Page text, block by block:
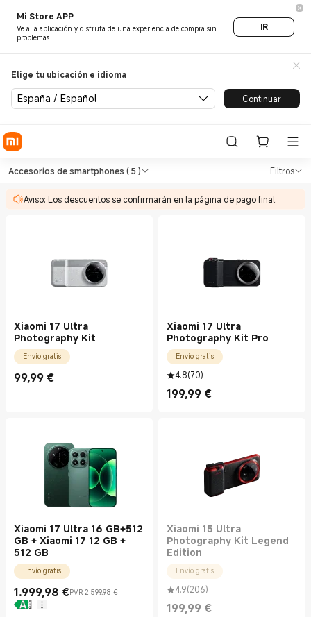
Mi Store APP
Ve a la aplicación y disfruta de una experiencia de compra sin
problemas.
IR
Elige tu ubicación e idioma
España / Español Continuar
Shop Smartphone
Accesorios de smartphones ( 5 ) Filtros
Aviso: Los descuentos se confirmarán en la página de pago final.
Shop Smartphone Accesorios de
Xiaomi 17 Ultra
Photography Kit
Envío gratis
99,99 €
Current Price €99.99
Xiaomi 17 Ultra
Photography Kit Pro
Envío gratis
4.8(70)
199,99 €
Current Price €199.99
Xiaomi 17 Ultra 16 GB+512
GB + Xiaomi 17 12 GB +
512 GB
Envío gratis
1.999,98 €
Current Price €1999.98
PVR 2.599,98 €
Precio de mercado 2.599,98 €
Xiaomi 15 Ultra
Photography Kit Legend
Edition
Envío gratis
4.9(206)
199,99 €
Current Price €199.99